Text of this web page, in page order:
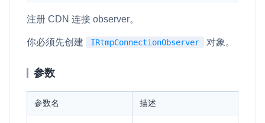
注册 CDN 连接 observer。
你必须先创建 IRtmpConnectionObserver 对象。
参数
参数名 描述